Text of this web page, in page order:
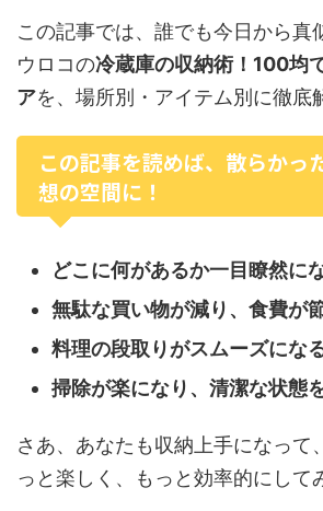
この記事では、誰でも今日から真
ウロコの冷蔵庫の収納術！100均
アを、場所別・アイテム別に徹底
この記事を読めば、散らかっ
想の空間に！
どこに何があるか一目瞭然に
無駄な買い物が減り、食費が
料理の段取りがスムーズにな
掃除が楽になり、清潔な状態
さあ、あなたも収納上手になって
っと楽しく、もっと効率的にして